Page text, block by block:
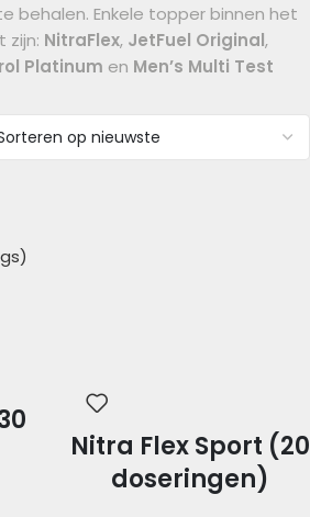
behalen. Enkele topper binnen het
zijn: NitraFlex, JetFuel Original,
Platinum en Men’s Multi Test
Nitra Flex Sport (20
doseringen)